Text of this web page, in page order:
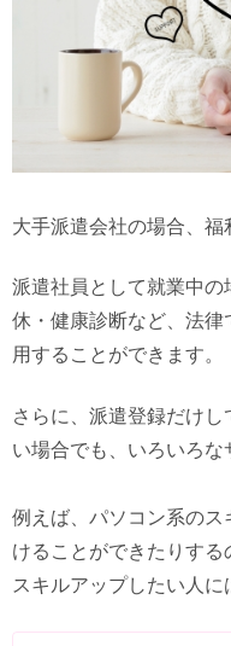
大手派遣会社の場合、福
派遣社員として就業中
休・健康診断など、法律
用することができます。
さらに、派遣登録だけ
い場合でも、いろいろな
例えば、パソコン系の
けることができたりする
スキルアップしたい人に